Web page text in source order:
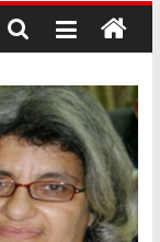
وتبقى
هي